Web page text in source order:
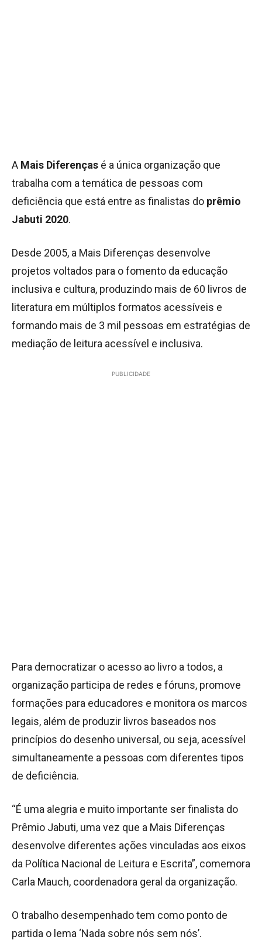
A Mais Diferenças é a única organização que
trabalha com a temática de pessoas com
deficiência que está entre as finalistas do prêmio
Jabuti 2020.
Desde 2005, a Mais Diferenças desenvolve
projetos voltados para o fomento da educação
inclusiva e cultura, produzindo mais de 60 livros de
literatura em múltiplos formatos acessíveis e
formando mais de 3 mil pessoas em estratégias de
mediação de leitura acessível e inclusiva.
PUBLICIDADE
Para democratizar o acesso ao livro a todos, a
organização participa de redes e fóruns, promove
formações para educadores e monitora os marcos
legais, além de produzir livros baseados nos
princípios do desenho universal, ou seja, acessível
simultaneamente a pessoas com diferentes tipos
de deficiência.
“É uma alegria e muito importante ser finalista do
Prêmio Jabuti, uma vez que a Mais Diferenças
desenvolve diferentes ações vinculadas aos eixos
da Política Nacional de Leitura e Escrita”, comemora
Carla Mauch, coordenadora geral da organização.
O trabalho desempenhado tem como ponto de
partida o lema ‘Nada sobre nós sem nós’.